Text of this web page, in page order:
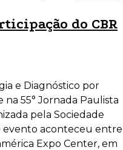
do CBR
e Diagnóstico por
55° Jornada Paulista
pela Sociedade
evento aconteceu entre
Expo Center, em